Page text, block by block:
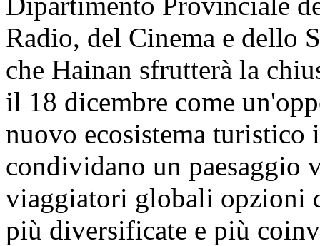
Radio, del Cinema e dello
che Hainan sfrutterà la
il 18 dicembre come
nuovo ecosistema
condividano un paesaggio
viaggiatori globali opzioni
più diversificate e più